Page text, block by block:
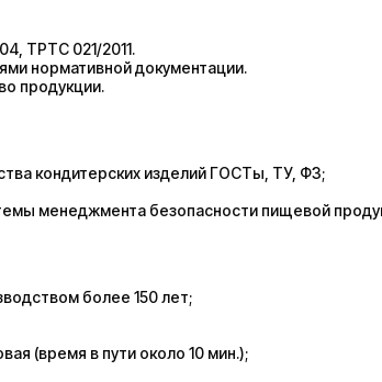
ТРТС 021/2011.
нормативной документации.
продукции.
кондитерских изделий ГОСТы, ТУ, ФЗ;
менеджмента безопасности пищевой
более 150 лет;
(время в пути около 10 мин.);